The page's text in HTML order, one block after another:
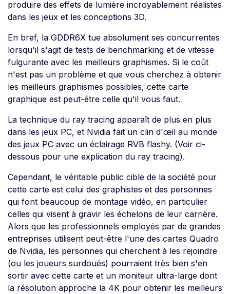
produire des effets de lumière incroyablement réalistes
dans les jeux et les conceptions 3D.
En bref, la GDDR6X tue absolument ses concurrentes
lorsqu'il s'agit de tests de benchmarking et de vitesse
fulgurante avec les meilleurs graphismes. Si le coût
n'est pas un problème et que vous cherchez à obtenir
les meilleurs graphismes possibles, cette carte
graphique est peut-être celle qu'il vous faut.
La technique du ray tracing apparaît de plus en plus
dans les jeux PC, et Nvidia fait un clin d'œil au monde
des jeux PC avec un éclairage RVB flashy. (Voir ci-
dessous pour une explication du ray tracing).
Cependant, le véritable public cible de la société pour
cette carte est celui des graphistes et des personnes
qui font beaucoup de montage vidéo, en particulier
celles qui visent à gravir les échelons de leur carrière.
Alors que les professionnels employés par de grandes
entreprises utilisent peut-être l'une des cartes Quadro
de Nvidia, les personnes qui cherchent à les rejoindre
(ou les joueurs surdoués) pourraient très bien s'en
sortir avec cette carte et un moniteur ultra-large dont
la résolution approche la 4K pour obtenir les meilleurs